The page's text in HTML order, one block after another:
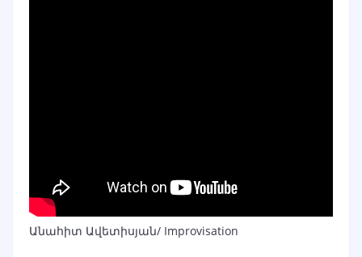
Անահիտ Ավետիսյան/ Improvisation